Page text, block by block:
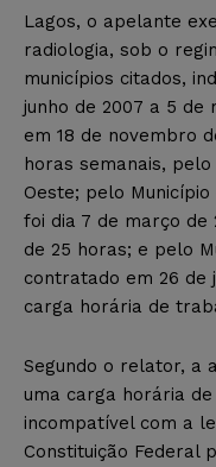
Lagos, o apelante
radiologia, sob o
municípios citados,
junho de 2007 a 5 de
em 18 de novembro
horas semanais,
Oeste; pelo
foi dia 7 de março de
de 25 horas; e pelo
contratado em 26 de
carga horária de
Segundo o relator, a
uma carga horária
incompatível com a
Constituição Federal